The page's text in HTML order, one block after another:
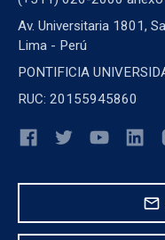
Av. Universitaria 1801,
Lima - Perú
PONTIFICIA
RUC: 20155945860
mail